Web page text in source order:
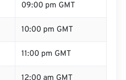
09:00 pm GMT
10:00 pm GMT
11:00 pm GMT
12:00 am GMT